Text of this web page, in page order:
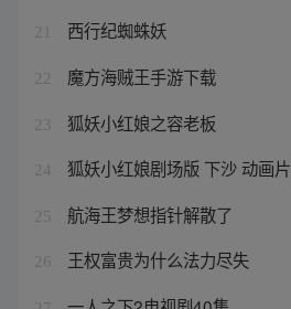
21 西行纪蜘蛛妖
22 魔方海贼王手游下载
23 狐妖小红娘之容老板
24 狐妖小红娘剧场版 下沙 动画片
25 航海王梦想指针解散了
26 王权富贵为什么法力尽失